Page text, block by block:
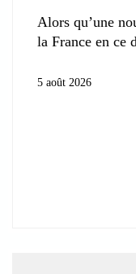
Alors qu’une
la France en ce
5 août 2026